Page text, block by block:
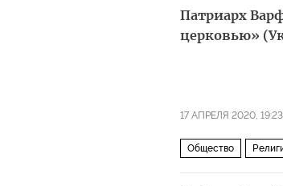
Патриарх
церковью»
17 АПРЕЛЯ 2020, 19:23
Общество